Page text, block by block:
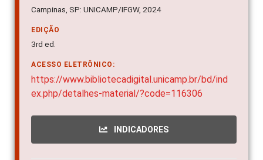
Campinas, SP: UNICAMP/IFGW, 2024
EDIÇÃO
3rd ed.
ACESSO ELETRÔNICO:
https://www.bibliotecadigital.unicamp.br/bd/ind
ex.php/detalhes-material/?code=116306
INDICADORES